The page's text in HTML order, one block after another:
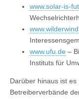
www.solar-is-
www.ufu.de –
Instituts für
Darüber hinaus ist
Betreiberverbände